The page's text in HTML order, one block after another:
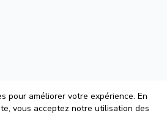
pour améliorer votre expérience. En
vous acceptez notre utilisation des